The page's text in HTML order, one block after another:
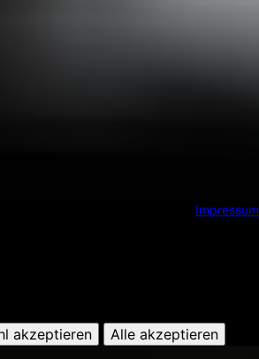
Impressum
akzeptieren Alle akzeptieren